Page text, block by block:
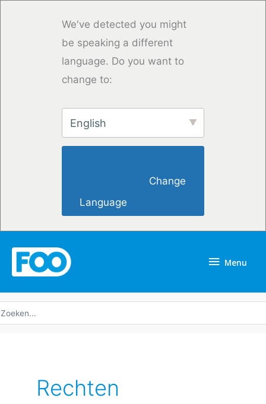
We've detected you might
be speaking a different
language. Do you want to
change to:
English
Language
Menu
Rechten